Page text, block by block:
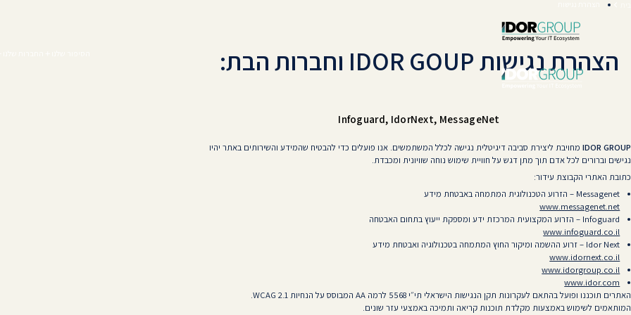
הצהרת נגישותIDOR GOUP וחברות הבת:
Infoguard, IdorNext, MessageNet
IDOR GROUP מחויבת ליצירת סביבה דיגיטלית נגישה לכלל המשתמשים. אנו פועלים כדי להבטיח שהמידע והשירותים באתר יהיו
נגישים וברורים לכל אדם תוך מתן דגש על חוויית שימוש נוחה שוויונית ומכבדת.
כתובת האתרי הקבוצת עידור:
Messagenet – הזרוע הטכנולוגית המתמחה באבטחת מידע
www.messagenet.net
Infoguard – הזרוע המקצועית המרכזת ידע ומספקת ייעוץ בתחום האבטחה
www.infoguard.co.il
Idor Next – זרוע ההשמה ומיקור החוץ המתמחה בטכנולוגיה ואבטחת מידע
www.idornext.co.il
www.idorgroup.co.il
www.idor.com
האתרים תוכננו ופועל בהתאם לעקרונות תקן הנגישות הישראלי תי״י 5568 לרמה AA המבוסס על הנחיות WCAG 2.1.
המותאמים לשימוש באמצעות מקלדת תוכנות קריאה ותמיכה באמצעי עזר שונים.